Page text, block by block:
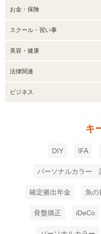
お金・保険
スクール・習い事
美容・健康
法律関連
ビジネス
キ
DIY IFA
パーソナルカラー
確定拠出年金 魚の
骨盤矯正 iDeCo